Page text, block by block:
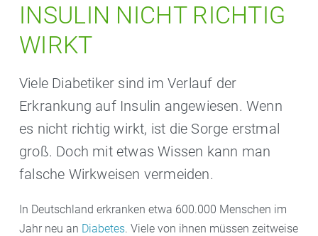
INSULIN NICHT RICHTIG
WIRKT
Viele Diabetiker sind im Verlauf der
Erkrankung auf Insulin angewiesen. Wenn
es nicht richtig wirkt, ist die Sorge erstmal
groß. Doch mit etwas Wissen kann man
falsche Wirkweisen vermeiden.
In Deutschland erkranken etwa 600.000 Menschen im
Jahr neu an Diabetes. Viele von ihnen müssen zeitweise